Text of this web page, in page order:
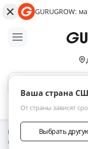
GURUGROW:
Ваша страна
От страны зависят
Выбрать
АКЦИИ НОВИНКИ
Главная Каталог товаров
группы B
Инозитол NOW,